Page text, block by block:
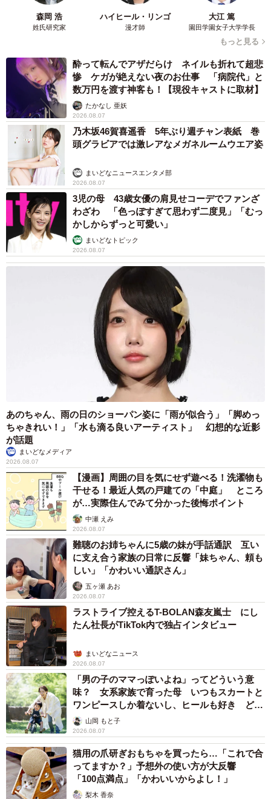
森岡 浩
姓氏研究家
ハイヒール・リンゴ
漫才師
大江 篤
園田学園女子大学学長
もっと見る
酔って転んでアザだらけ ネイルも折れて超悲
惨 ケガが絶えない夜のお仕事 「病院代」と
数万円を渡す神客も！【現役キャストに取材】
たかなし 亜妖
2026.08.07
乃木坂46賀喜遥香 5年ぶり週チャン表紙 巻
頭グラビアでは激レアなメガネルームウエア姿
まいどなニュースエンタメ部
2026.08.07
3児の母 43歳女優の肩見せコーデでファンざ
わざわ 「色っぽすぎて思わず二度見」「むっ
かしからずっと可愛い」
まいどなトピック
2026.08.07
あのちゃん、雨の日のショーパン姿に「雨が似合う」「脚めっ
ちゃきれい！」「水も滴る良いアーティスト」 幻想的な近影
が話題
まいどなメディア
2026.08.07
【漫画】周囲の目を気にせず遊べる！洗濯物も
干せる！最近人気の戸建ての「中庭」 ところ
が…実際住んでみて分かった後悔ポイント
中瀬 えみ
2026.08.07
難聴のお姉ちゃんに5歳の妹が手話通訳 互い
に支え合う家族の日常に反響「妹ちゃん、頼も
しい」「かわいい通訳さん」
五ヶ瀬 あお
2026.08.07
ラストライブ控えるT-BOLAN森友嵐士 にし
たん社長がTikTok内で独占インタビュー
まいどなニュース
2026.08.07
「男の子のママっぽいよね」ってどういう意
味？ 女系家族で育った母 いつもスカートと
ワンピースしか着ないし、ヒールも好き どの
へんが…
山岡 もと子
2026.08.07
猫用の爪研ぎおもちゃを買ったら…「これで合
ってますか？」予想外の使い方が大反響
「100点満点」「かわいいからよし！」
梨木 香奈